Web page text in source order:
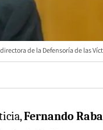
de la Defensoría de las
Fernando